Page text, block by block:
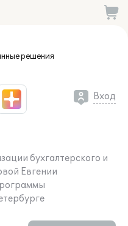
решения
Вход
бухгалтерского и
Евгении